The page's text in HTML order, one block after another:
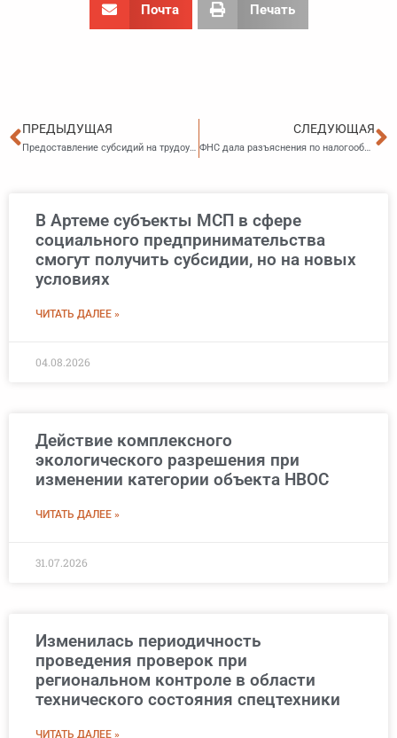
Почта Печать
Пред
ПРЕДЫДУЩАЯ
Предоставление субсидий на трудоустройство безработных граждан распространяется и на граждан, испытывающих трудности в поиске работы
СЛЕДУЮЩАЯ
ФНС дала разъяснения по налогообложению доходов физлиц в виде материальной выгоды, полученной от приобретения ценных бумаг
В Артеме субъекты МСП в сфере
социального предпринимательства
смогут получить субсидии, но на новых
условиях
ЧИТАТЬ ДАЛЕЕ »
04.08.2026
Действие комплексного
экологического разрешения при
изменении категории объекта НВОС
ЧИТАТЬ ДАЛЕЕ »
31.07.2026
Изменилась периодичность
проведения проверок при
региональном контроле в области
технического состояния спецтехники
ЧИТАТЬ ДАЛЕЕ »